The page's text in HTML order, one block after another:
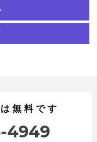
無料です
4949